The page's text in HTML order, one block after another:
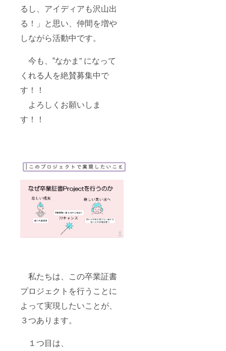
るし、アイディアも沢山出
る！」と思い、仲間を増や
しながら活動中です。
今も、‟なかま” になって
くれる人を絶賛募集中で
す！！
よろしくお願いしま
す！！
私たちは、この卒業証書
プロジェクトを行うことに
よって実現したいことが、
３つあります。
１つ目は、